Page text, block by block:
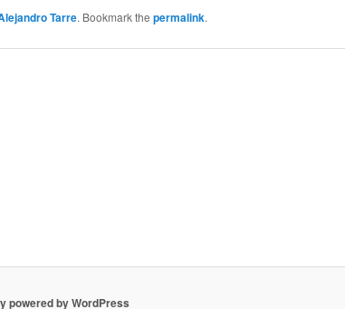
Tarre. Bookmark the permalink.
powered by WordPress